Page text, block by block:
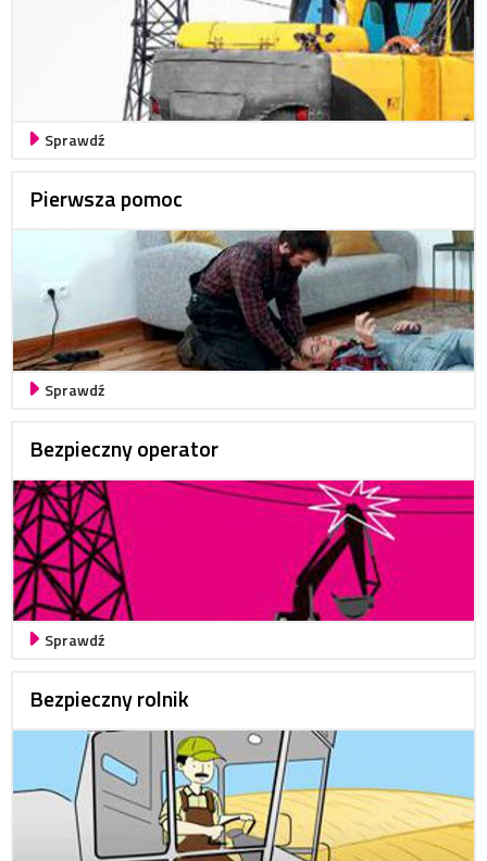
Sprawdź
Pierwsza pomoc
Sprawdź
Bezpieczny operator
Sprawdź
Bezpieczny rolnik